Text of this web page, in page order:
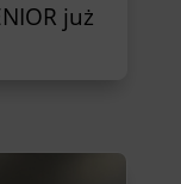
już